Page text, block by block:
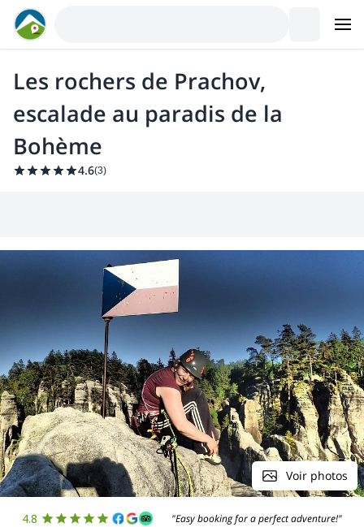
Les rochers de Prachov,
escalade au paradis de la
Bohème
4.6(3)
Voir photos
4.8 "Easy booking for a perfect adventure!"